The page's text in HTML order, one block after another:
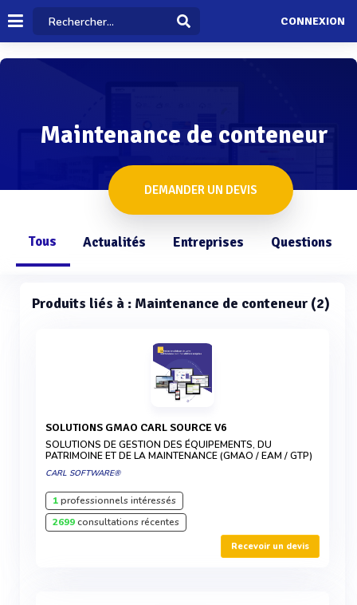
CONNEXION
Maintenance de conteneur
DEMANDER UN DEVIS
Tous Actualités Entreprises Questions
Produits liés à : Maintenance de conteneur (2)
SOLUTIONS GMAO CARL SOURCE V6
SOLUTIONS DE GESTION DES ÉQUIPEMENTS, DU
PATRIMOINE ET DE LA MAINTENANCE (GMAO / EAM / GTP)
CARL SOFTWARE®
1professionnels intéressés
2699consultations récentes
Recevoir un devis